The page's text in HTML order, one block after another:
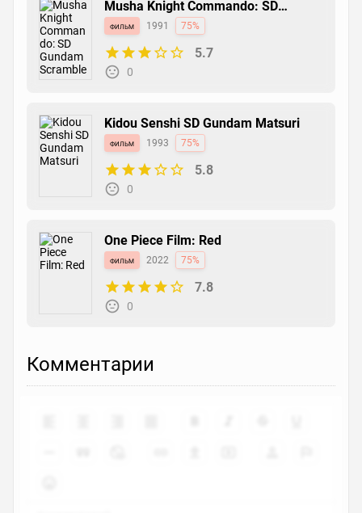
Musha Knight Commando: SD
Gundam Scramble
фильм 1991 75%
5.7
0
Kidou Senshi SD Gundam Matsuri
фильм 1993 75%
5.8
0
One Piece Film: Red
фильм 2022 75%
7.8
0
Комментарии